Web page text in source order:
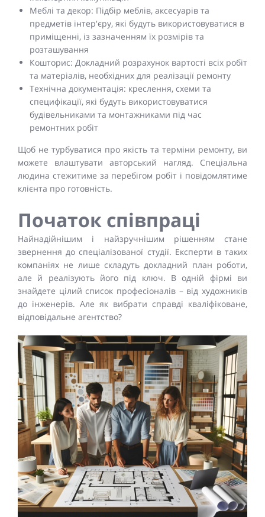
Меблі та декор: Підбір меблів, аксесуарів та
предметів інтер'єру, які будуть використовуватися в
приміщенні, із зазначенням їх розмірів та
розташування
Кошторис: Докладний розрахунок вартості всіх робіт
та матеріалів, необхідних для реалізації ремонту
Технічна документація: креслення, схеми та
специфікації, які будуть використовуватися
будівельниками та монтажниками під час
ремонтних робіт
Щоб не турбуватися про якість та терміни ремонту, ви
можете влаштувати авторський нагляд. Спеціальна
людина стежитиме за перебігом робіт і повідомлятиме
клієнта про готовність.
Початок співпраці
Найнадійнішим і найзручнішим рішенням стане
звернення до спеціалізованої студії. Експерти в таких
компаніях не лише складуть докладний план роботи,
але й реалізують його під ключ. В одній фірмі ви
знайдете цілий список професіоналів – від художників
до інженерів. Але як вибрати справді кваліфіковане,
відповідальне агентство?